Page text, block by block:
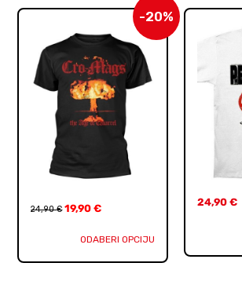
-20%
24,90€ 19,90€
ODABERI OPCIJU
24,90 €